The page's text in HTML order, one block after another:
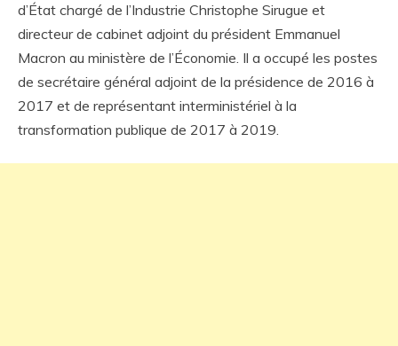
d’État chargé de l’Industrie Christophe Sirugue et
directeur de cabinet adjoint du président Emmanuel
Macron au ministère de l’Économie. Il a occupé les postes
de secrétaire général adjoint de la présidence de 2016 à
2017 et de représentant interministériel à la
transformation publique de 2017 à 2019.